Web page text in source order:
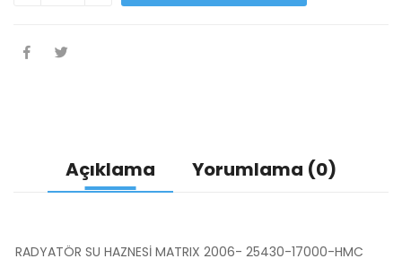
Açıklama Yorumlama (0)
RADYATÖR SU HAZNESİ MATRIX 2006- 25430-17000-HMC